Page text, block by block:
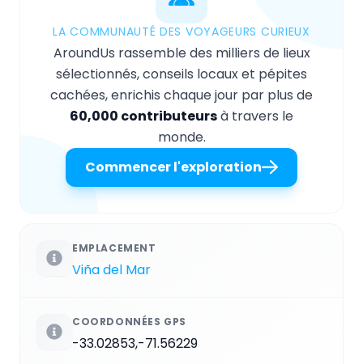
LA COMMUNAUTÉ DES VOYAGEURS CURIEUX
AroundUs rassemble des milliers de lieux
sélectionnés, conseils locaux et pépites
cachées, enrichis chaque jour par plus de
60,000 contributeursà travers le
monde.
Commencer l'exploration
EMPLACEMENT
Viña del Mar
COORDONNÉES GPS
-33.02853,-71.56229